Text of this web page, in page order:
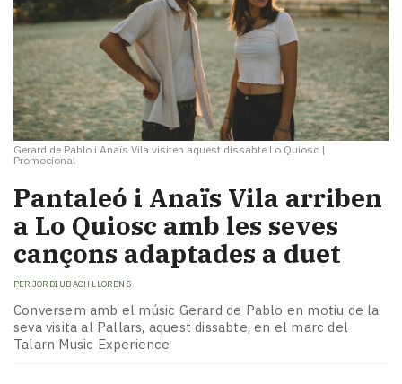
Gerard de Pablo i Anaïs Vila visiten aquest dissabte Lo Quiosc |
Promocional
Pantaleó i Anaïs Vila arriben
a Lo Quiosc amb les seves
cançons adaptades a duet
PER JORDI UBACH LLORENS
Conversem amb el músic Gerard de Pablo en motiu de la
seva visita al Pallars, aquest dissabte, en el marc del
Talarn Music Experience